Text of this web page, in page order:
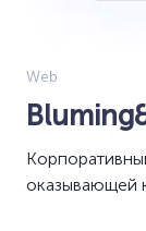
Web
оказывающей